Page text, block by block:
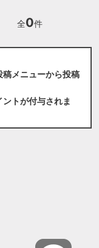
全0件
メニューから投稿
トが付与されま